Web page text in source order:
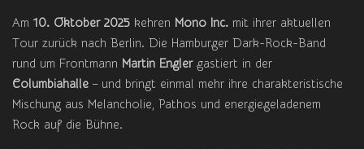
Am 10. Oktober 2025 kehren Mono Inc. mit ihrer aktuellen
Tour zurück nach Berlin. Die Hamburger Dark-Rock-Band
rund um Frontmann Martin Englergastiert in der
Columbiahalle – und bringt einmal mehr ihre charakteristische
Mischung aus Melancholie, Pathos und energiegeladenem
Rock auf die Bühne.